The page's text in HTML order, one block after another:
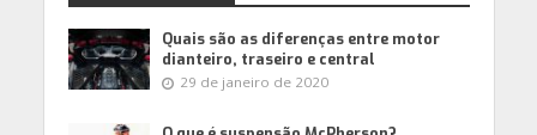
Quais são as diferenças entre motor
dianteiro, traseiro e central
29 de janeiro de 2020